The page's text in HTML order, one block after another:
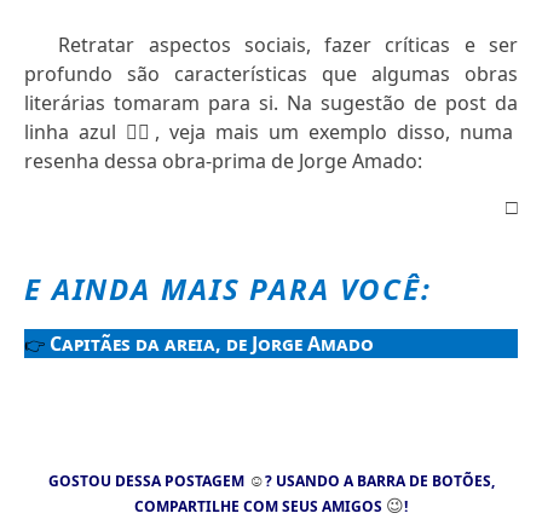
Retratar aspectos sociais, fazer críticas e ser
profundo são características que algumas obras
literárias tomaram para si. Na sugestão de post da
linha azul 👇🏻 , veja mais um exemplo disso, numa
resenha dessa obra-prima de Jorge Amado:
□
E AINDA MAIS PARA VOCÊ:
👉 Capitães da areia, de Jorge Amado
GOSTOU DESSA POSTAGEM ☺? USANDO A BARRA DE BOTÕES,
COMPARTILHE COM SEUS AMIGOS 😉!